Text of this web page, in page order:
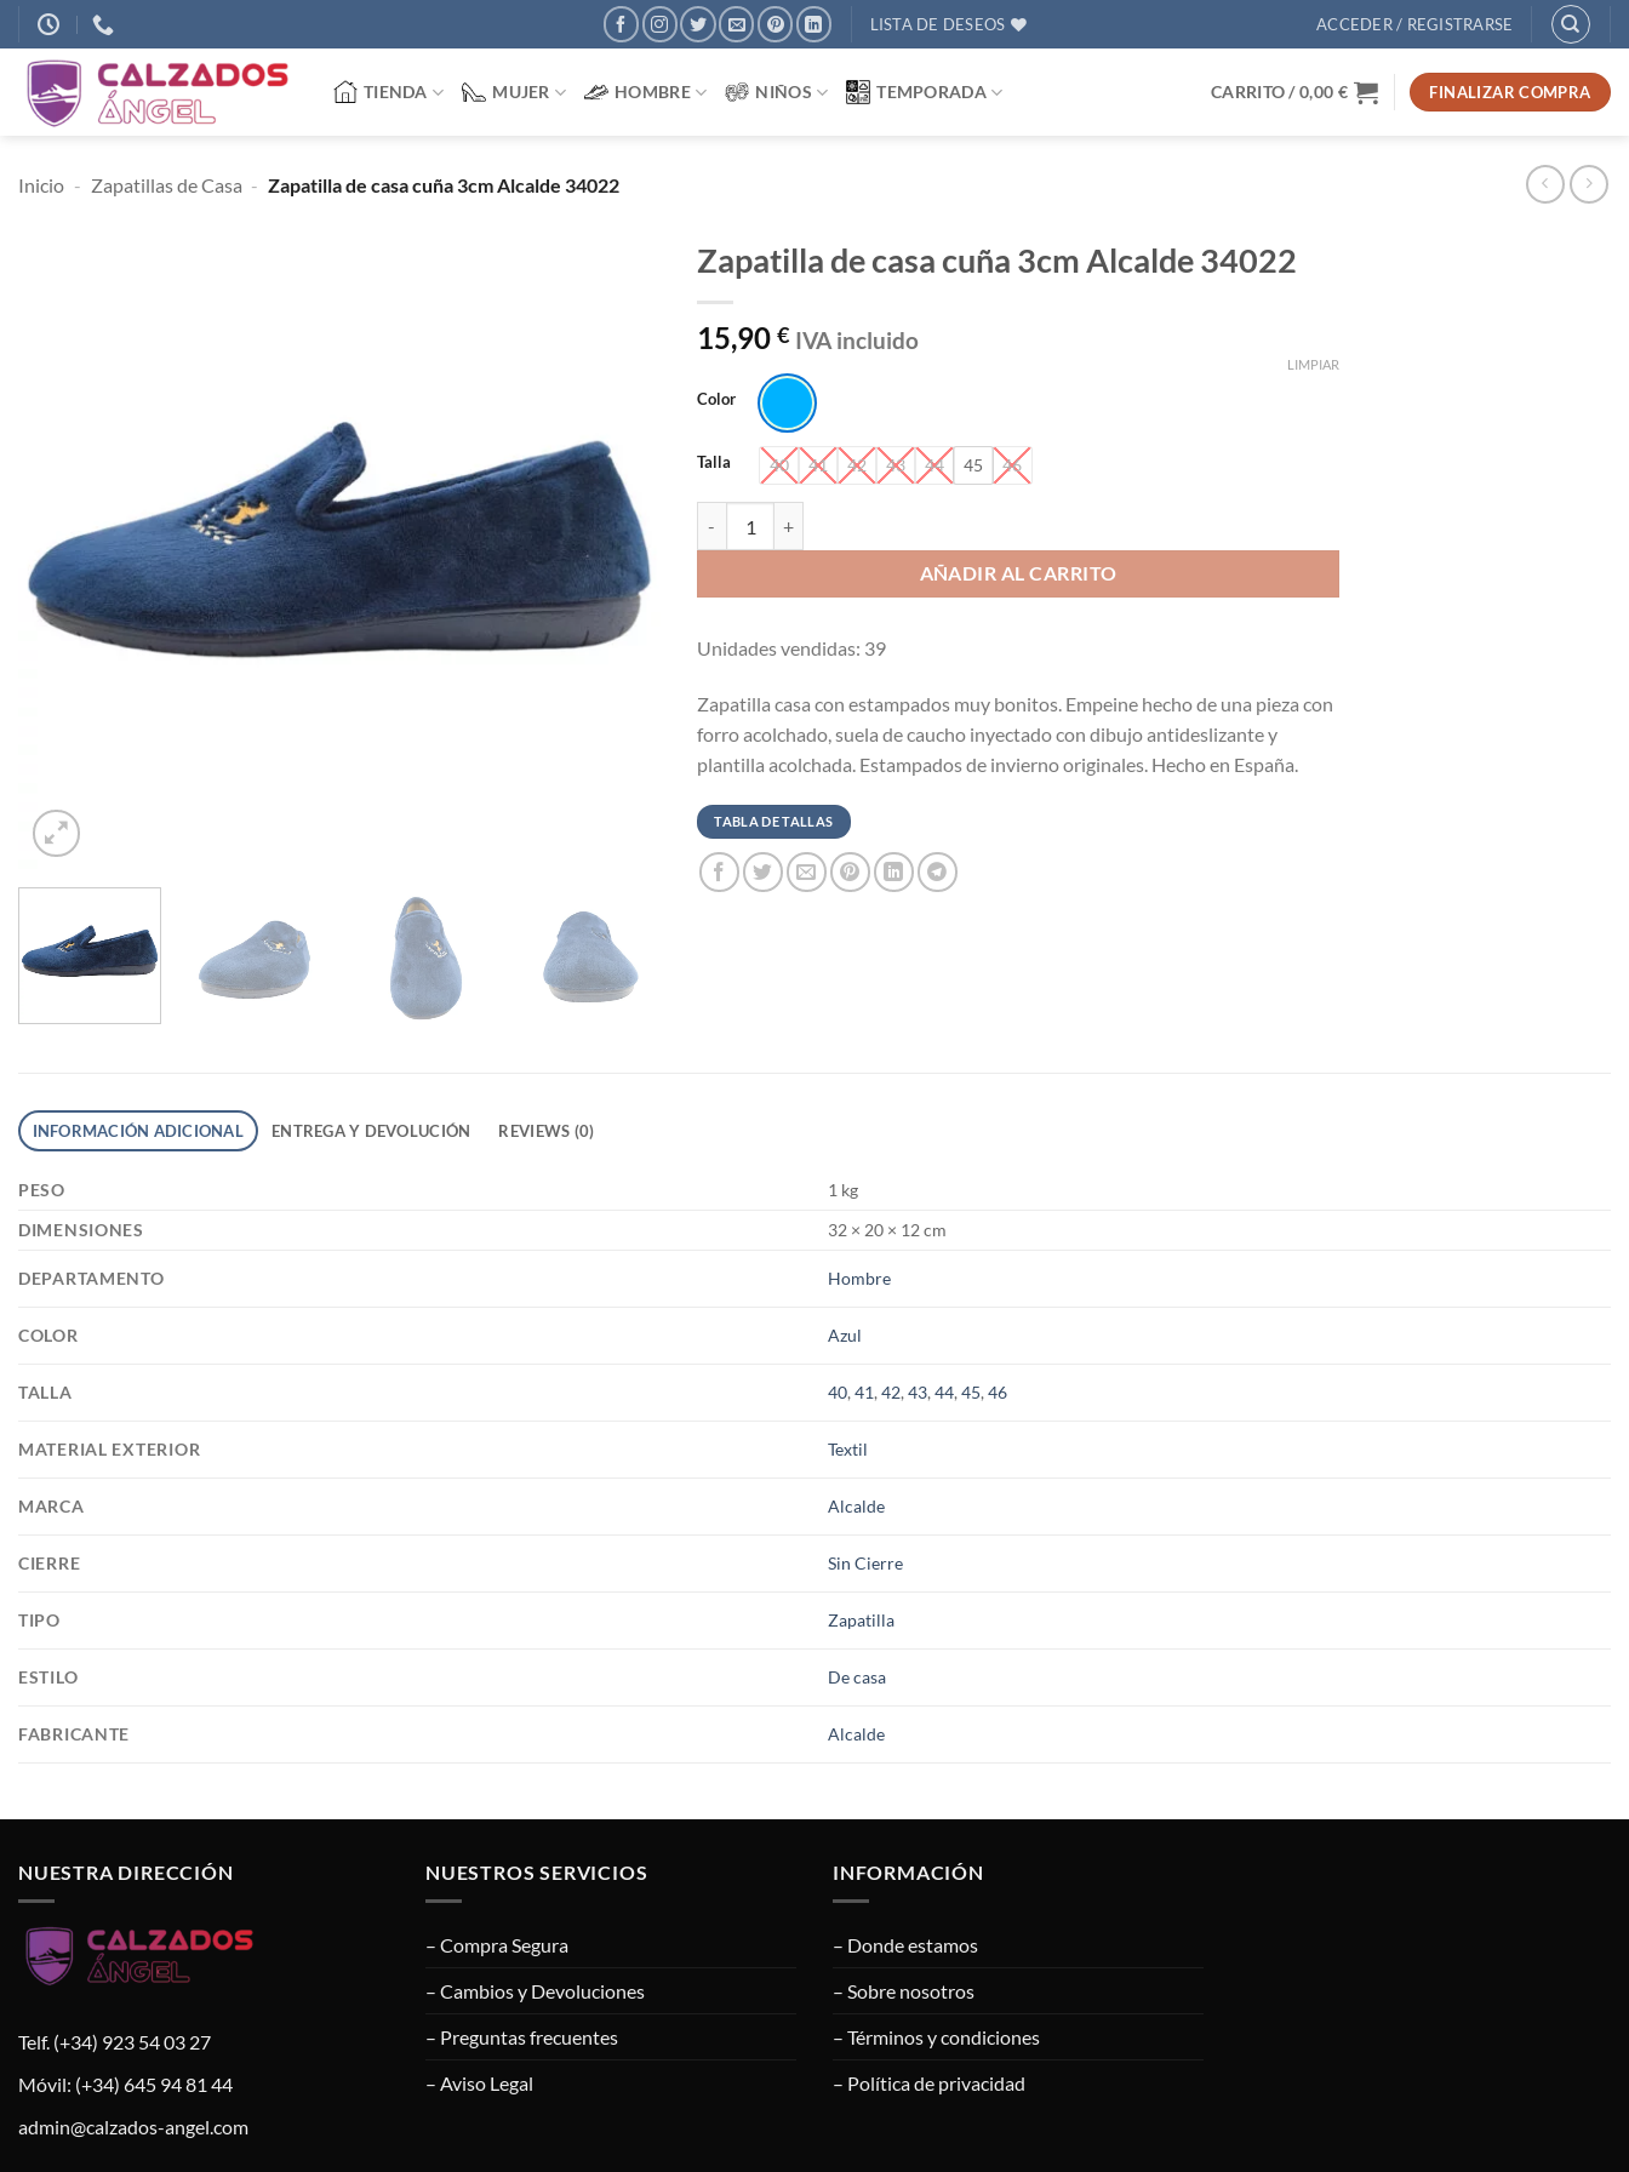
Saltar
al
contenido
LISTA DE DESEOS ACCEDER / REGISTRARSE
TIENDA MUJER HOMBRE NIÑOS TEMPORADA CARRITO /0,00 € FINALIZAR COMPRA
Inicio - Zapatillas de Casa - Zapatilla de casa cuña 3cm Alcalde 34022
Zapatilla de casa cuña 3cm Alcalde 34022
15,90 € IVA incluido
Color
Talla 40 41 42 43 44 45 46
LIMPIAR
AÑADIR AL CARRITO
Unidades vendidas: 39
Zapatilla casa con estampados muy bonitos. Empeine hecho de una pieza con
forro acolchado, suela de caucho inyectado con dibujo antideslizante y
plantilla acolchada. Estampados de invierno originales. Hecho en España.
TABLA DE TALLAS
INFORMACIÓN ADICIONAL ENTREGA Y DEVOLUCIÓN REVIEWS (0)
PESO
1 kg
DIMENSIONES
32 × 20 × 12 cm
DEPARTAMENTO Hombre
COLOR Azul
TALLA 40,41,42,43,44,45,46
MATERIAL EXTERIOR Textil
MARCA Alcalde
CIERRE Sin Cierre
TIPO Zapatilla
ESTILO De casa
FABRICANTE Alcalde
NUESTRA DIRECCIÓN
Telf. (+34) 923 54 03 27
Móvil: (+34) 645 94 81 44
admin@calzados-angel.com
NUESTROS SERVICIOS
– Compra Segura
– Cambios y Devoluciones
– Preguntas frecuentes
– Aviso Legal
INFORMACIÓN
– Donde estamos
– Sobre nosotros
– Términos y condiciones
– Política de privacidad